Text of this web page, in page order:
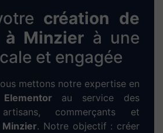
création de
Minzier à une
et engagée
mettons notre expertise en
Elementor au service des
artisans, commerçants et
Minzier. Notre objectif : créer